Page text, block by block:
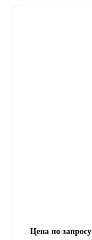
Цена по запросу